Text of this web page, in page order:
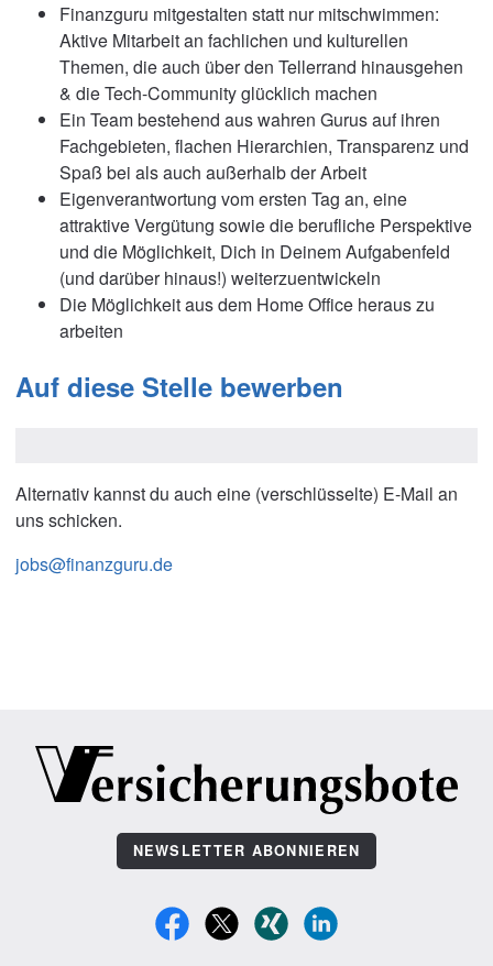
Finanzguru mitgestalten statt nur mitschwimmen:
Aktive Mitarbeit an fachlichen und kulturellen
Themen, die auch über den Tellerrand hinausgehen
& die Tech-Community glücklich machen
Ein Team bestehend aus wahren Gurus auf ihren
Fachgebieten, flachen Hierarchien, Transparenz und
Spaß bei als auch außerhalb der Arbeit
Eigenverantwortung vom ersten Tag an, eine
attraktive Vergütung sowie die berufliche Perspektive
und die Möglichkeit, Dich in Deinem Aufgabenfeld
(und darüber hinaus!) weiterzuentwickeln
Die Möglichkeit aus dem Home Office heraus zu
arbeiten
Auf diese Stelle bewerben
Alternativ kannst du auch eine (verschlüsselte) E-Mail an
uns schicken.
jobs@finanzguru.de
NEWSLETTER ABONNIEREN